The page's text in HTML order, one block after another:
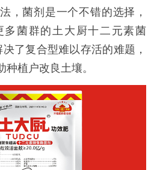
，菌剂是一个不错的选择，
多菌群的土大厨十二元素菌
决了复合型难以存活的难题 ，
植户改良土壤。